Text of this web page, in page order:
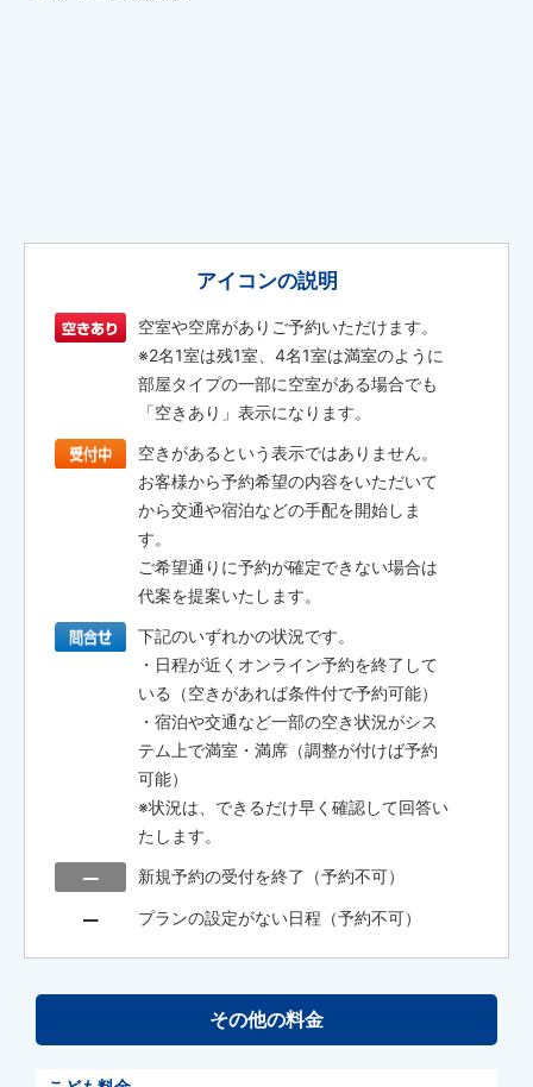
アイコンの説明
空室や空席がありご予約いただけます。
※2名1室は残1室、4名1室は満室のように
部屋タイプの一部に空室がある場合でも
「空きあり」表示になります。
空きがあるという表示ではありません。
お客様から予約希望の内容をいただいて
から交通や宿泊などの手配を開始しま
す。
ご希望通りに予約が確定できない場合は
代案を提案いたします。
下記のいずれかの状況です。
・日程が近くオンライン予約を終了して
いる（空きがあれば条件付で予約可能）
・宿泊や交通など一部の空き状況がシス
テム上で満室・満席（調整が付けば予約
可能）
※状況は、できるだけ早く確認して回答い
たします。
新規予約の受付を終了（予約不可）
プランの設定がない日程（予約不可）
その他の料金